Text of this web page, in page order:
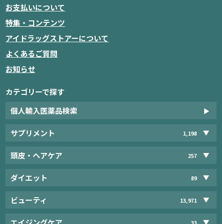
お支払いについて
特集・コンテンツ
アイドラッグストアーについて
よくあるご質問
お知らせ
カテゴリーで探す
個人輸入医薬品検索
サプリメント 1,198
頭皮・ヘアケア 257
ダイエット 89
ビューティ 13,971
33